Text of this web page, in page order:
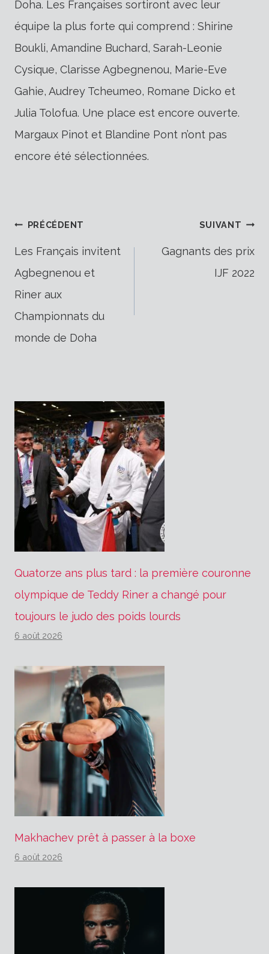
Doha. Les Françaises sortiront avec leur
équipe la plus forte qui comprend : Shirine
Boukli, Amandine Buchard, Sarah-Leonie
Cysique, Clarisse Agbegnenou, Marie-Eve
Gahie, Audrey Tcheumeo, Romane Dicko et
Julia Tolofua. Une place est encore ouverte.
Margaux Pinot et Blandine Pont n’ont pas
encore été sélectionnées.
Navigation
de
l’article
PRÉCÉDENT
Les Français invitent
Agbegnenou et
Riner aux
Championnats du
monde de Doha
SUIVANT
Gagnants des prix
IJF 2022
Quatorze ans plus tard : la première couronne
olympique de Teddy Riner a changé pour
toujours le judo des poids lourds
6 août 2026
Makhachev prêt à passer à la boxe
6 août 2026